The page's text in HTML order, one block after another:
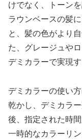
けでなく、トーン
ラウンベースの髪
と、髪の色がより
た、グレージュや
デミカラーで実現
デミカラーの使い
乾かし、デミカラ
後、指定された時
一時的なカラーリ